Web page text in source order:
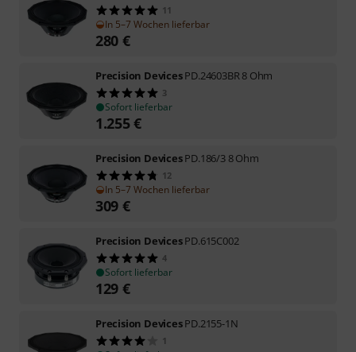
11
In 5–7 Wochen lieferbar
280 €
Precision DevicesPD.24603BR 8 Ohm
3
Sofort lieferbar
1.255€
Precision DevicesPD.186/3 8 Ohm
12
In 5–7 Wochen lieferbar
309 €
Precision DevicesPD.615C002
4
Sofort lieferbar
129 €
Precision DevicesPD.2155-1N
1